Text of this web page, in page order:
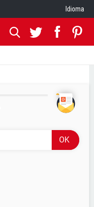
Idioma